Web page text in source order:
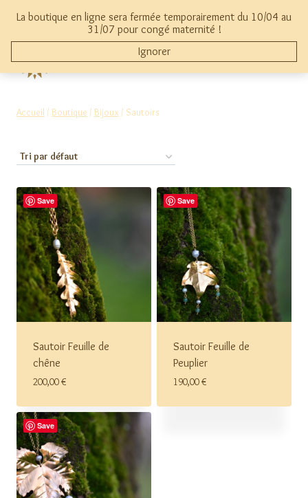
La boutique en ligne sera fermée temporairement du 10/04 au
31/07 pour congé maternité !
Ignorer
0 mon compte
THYMAMAI
Accueil / Boutique / Bijoux / Sautoirs
Save
Sautoir Feuille de
chêne
200,00€
Save
Sautoir Feuille de
Peuplier
190,00€
Save